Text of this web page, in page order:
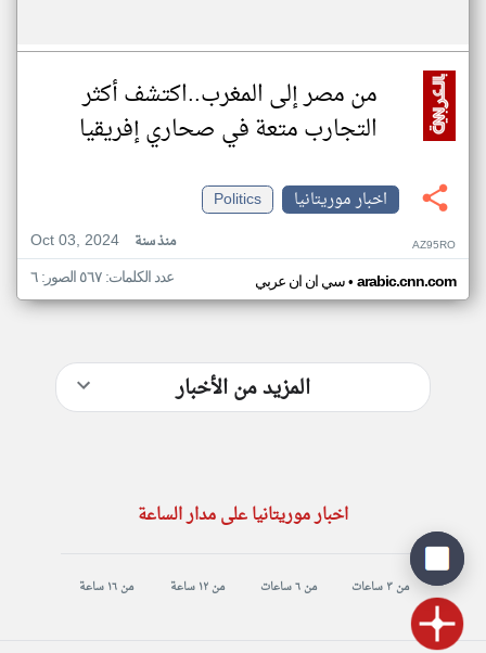
من مصر إلى المغرب..اكتشف أكثر
التجارب متعة في صحاري إفريقيا
اخبار موريتانيا
Politics
Oct 03, 2024
منذ سنة AZ95RO
سي ان ان عربي• arabic.cnn.com عدد الكلمات: ٥٦٧ الصور: ٦
المزيد من الأخبار
اخبار موريتانيا على مدار الساعة
من ٣ ساعات من ٦ ساعات من ١٢ ساعة من ١٦ ساعة